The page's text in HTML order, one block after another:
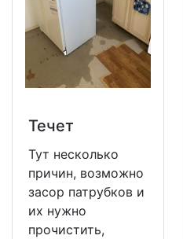
Течет
Тут несколько
причин, возможно
засор патрубков и
их нужно
прочистить,